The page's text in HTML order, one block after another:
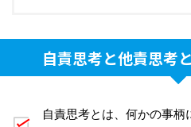
自責思考と他責思考
自責思考とは、何かの事柄